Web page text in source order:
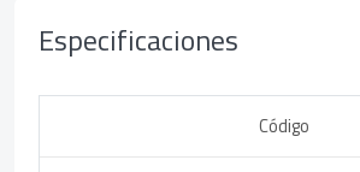
Especificaciones
Código